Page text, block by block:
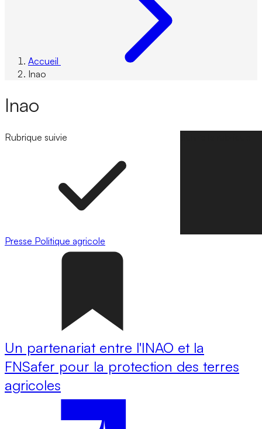
Accueil
Inao
Inao
Rubrique suivie
Presse Politique agricole
Un partenariat entre l'INAO et la
FNSafer pour la protection des terres
agricoles